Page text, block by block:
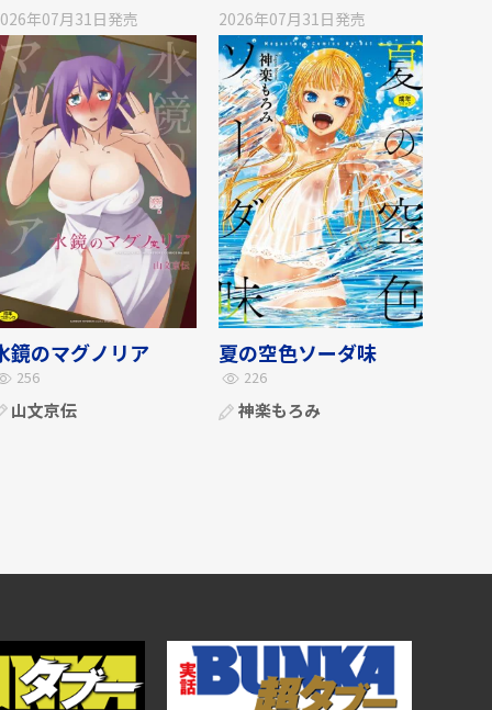
年07月31日発売
鏡のマグノリア
256
山文京伝
2026年07月31日発売
夏の空色ソーダ味
226
神楽もろみ